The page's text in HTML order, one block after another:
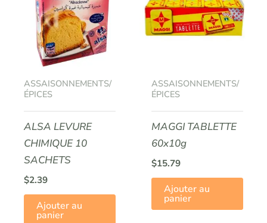
ASSAISONNEMENTS/
ÉPICES
ALSA LEVURE
CHIMIQUE 10
SACHETS
$2.39
Ajouter au
panier
ASSAISONNEMENTS/
ÉPICES
MAGGI TABLETTE
60x10g
$15.79
Ajouter au
panier